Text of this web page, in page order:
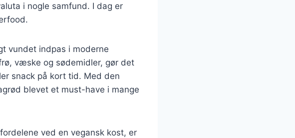
i nogle samfund. I dag er
vundet indpas i moderne
væske og sødemidler, gør det
snack på kort tid. Med den
blevet et must-have i mange
ved en vegansk kost, er